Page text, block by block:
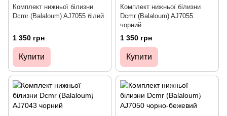
Комплект нижньої білизни
Dcmr (Balaloum) AJ7055 білий
1 350 грн
Купити
Комплект нижньої білизни
Dcmr (Balaloum) AJ7055
чорний
1 350 грн
Купити